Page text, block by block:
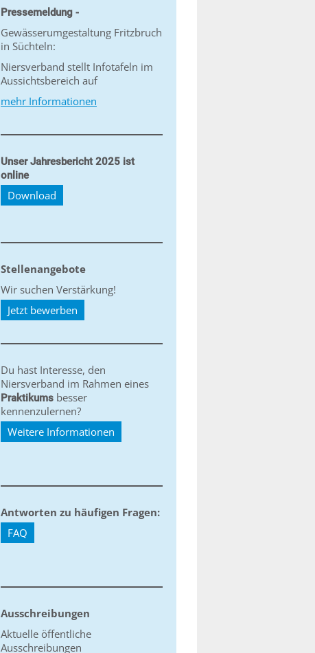
Pressemeldung -
Gewässerumgestaltung Fritzbruch
in Süchteln:
Niersverband stellt Infotafeln im
Aussichtsbereich auf
mehr Informationen
Unser Jahresbericht 2025 ist
online
Download
Stellenangebote
Wir suchen Verstärkung!
Jetzt bewerben
Du hast Interesse, den
Niersverband im Rahmen eines
Praktikums besser
kennenzulernen?
Weitere Informationen
Antworten zu häufigen Fragen:
FAQ
Ausschreibungen
Aktuelle öffentliche
Ausschreibungen